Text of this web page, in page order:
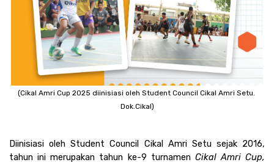
(Cikal Amri Cup 2025 diinisiasi oleh Student Council Cikal Amri Setu.
Dok.Cikal)
Diinisiasi oleh Student Council Cikal Amri Setu sejak 2016,
tahun ini merupakan tahun ke-9 turnamen